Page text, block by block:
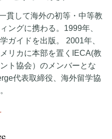
貫して海外の初等・中等教
ングに携わる。1999年、
ガイドを出版。 2001年、
リカに本部を置くIECA(教
ト協会）のメンバーとな
代表取締役、海外留学協